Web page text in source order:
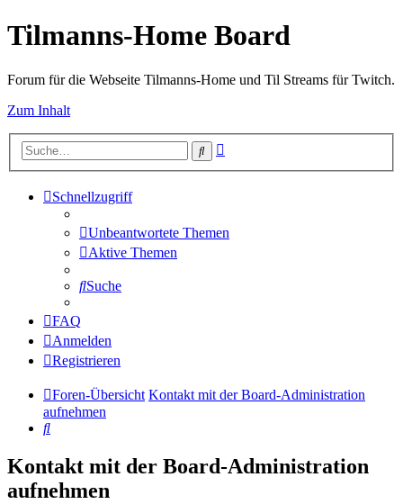
Tilmanns-Home Board
Forum für die Webseite Tilmanns-Home und Til Streams für Twitch.
Zum Inhalt
Suche
Schnellzugriff
Unbeantwortete Themen
Aktive Themen
Suche
FAQ
Anmelden
Registrieren
Foren-Übersicht Kontakt mit der Board-Administration
aufnehmen
Suche
Kontakt mit der Board-Administration
aufnehmen